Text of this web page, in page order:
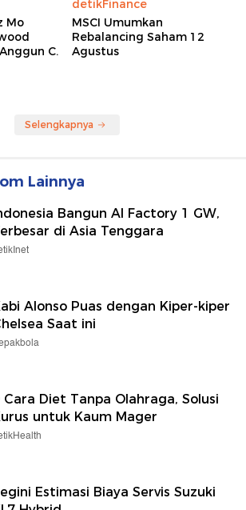
Mo
C.
detikFinance
MSCI Umumkan
Rebalancing Saham 12
Agustus
Selengkapnya
Lainnya
Bangun AI Factory 1 GW,
di Asia Tenggara
Alonso Puas dengan Kiper-kiper
Saat ini
Cara Diet Tanpa Olahraga, Solusi
untuk Kaum Mager
Estimasi Biaya Servis Suzuki